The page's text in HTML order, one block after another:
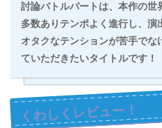
討論バトルパートは、本作の世
多数ありテンポよく進行し、演
オタクなテンションが苦手でな
ていただきたいタイトルです！
くわしくレビュー！